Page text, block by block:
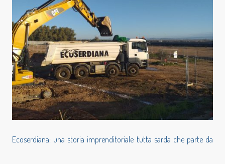
Ecoserdiana: una storia imprenditoriale tutta sarda che parte da